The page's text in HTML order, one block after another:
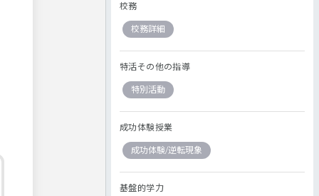
校務
校務詳細
特活その他の指導
特別活動
成功体験授業
成功体験/逆転現象
基盤的学力